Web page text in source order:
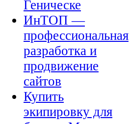
Геническе
ИнТОП —
профессиональная
разработка и
продвижение
сайтов
Купить
экипировку для